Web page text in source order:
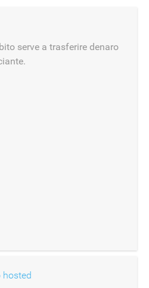
serve a trasferire denaro
hosted